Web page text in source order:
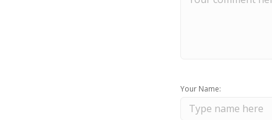
Your Name: